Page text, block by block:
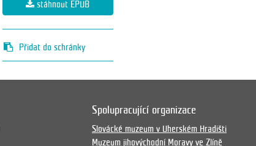
stáhnout EPUB
Přidat do schránky
Spolupracující organizace
Slovácké muzeum v Uherském Hradišti
Muzeum jihovýchodní Moravy ve Zlíně